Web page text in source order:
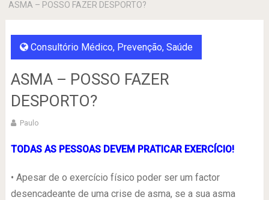
ASMA – POSSO FAZER DESPORTO?
Consultório Médico, Prevenção, Saúde
ASMA – POSSO FAZER
DESPORTO?
Paulo
TODAS AS PESSOAS DEVEM PRATICAR EXERCÍCIO!
• Apesar de o exercício físico poder ser um factor
desencadeante de uma crise de asma, se a sua asma